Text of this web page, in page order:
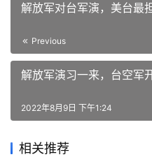
解放军对台军演，美台最
Previous
解放军演习一来，台空军
2022年8月9日 下午1:24
相关推荐